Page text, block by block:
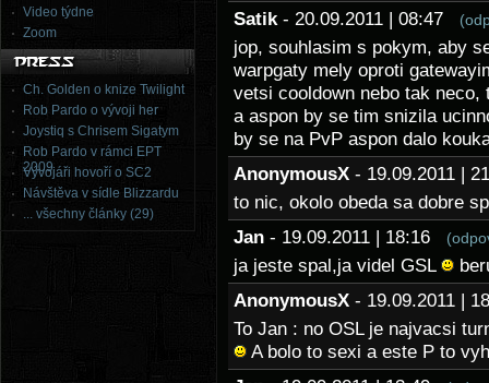
Video týdne
Zoom
Ch. Golden o knize Twilight
Rob Pardo o vývoji her
Joystiq s Chrisem Sigatym
Rob Pardo v rámci EPT
2009
Vývojáři hovoří o SC2
Návštěva v sídle Blizzardu
... všechny články (29)
Satik - 20.09.2011 | 08:47
jop, souhlasim s pokym, aby
warpgaty mely oproti
vetsi cooldown nebo tak
a aspon by se tim snizila
by se na PvP aspon dalo
AnonymousX - 19.09.2011 |
to nic, okolo obeda sa dobre
Jan - 19.09.2011 | 18:16
ja jeste spal,ja videl GSL
AnonymousX - 19.09.2011 |
To Jan : no OSL je najvacsi
A bolo to sexi a este P to